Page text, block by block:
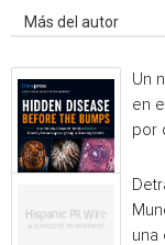
Más del autor
Un
en
por
una